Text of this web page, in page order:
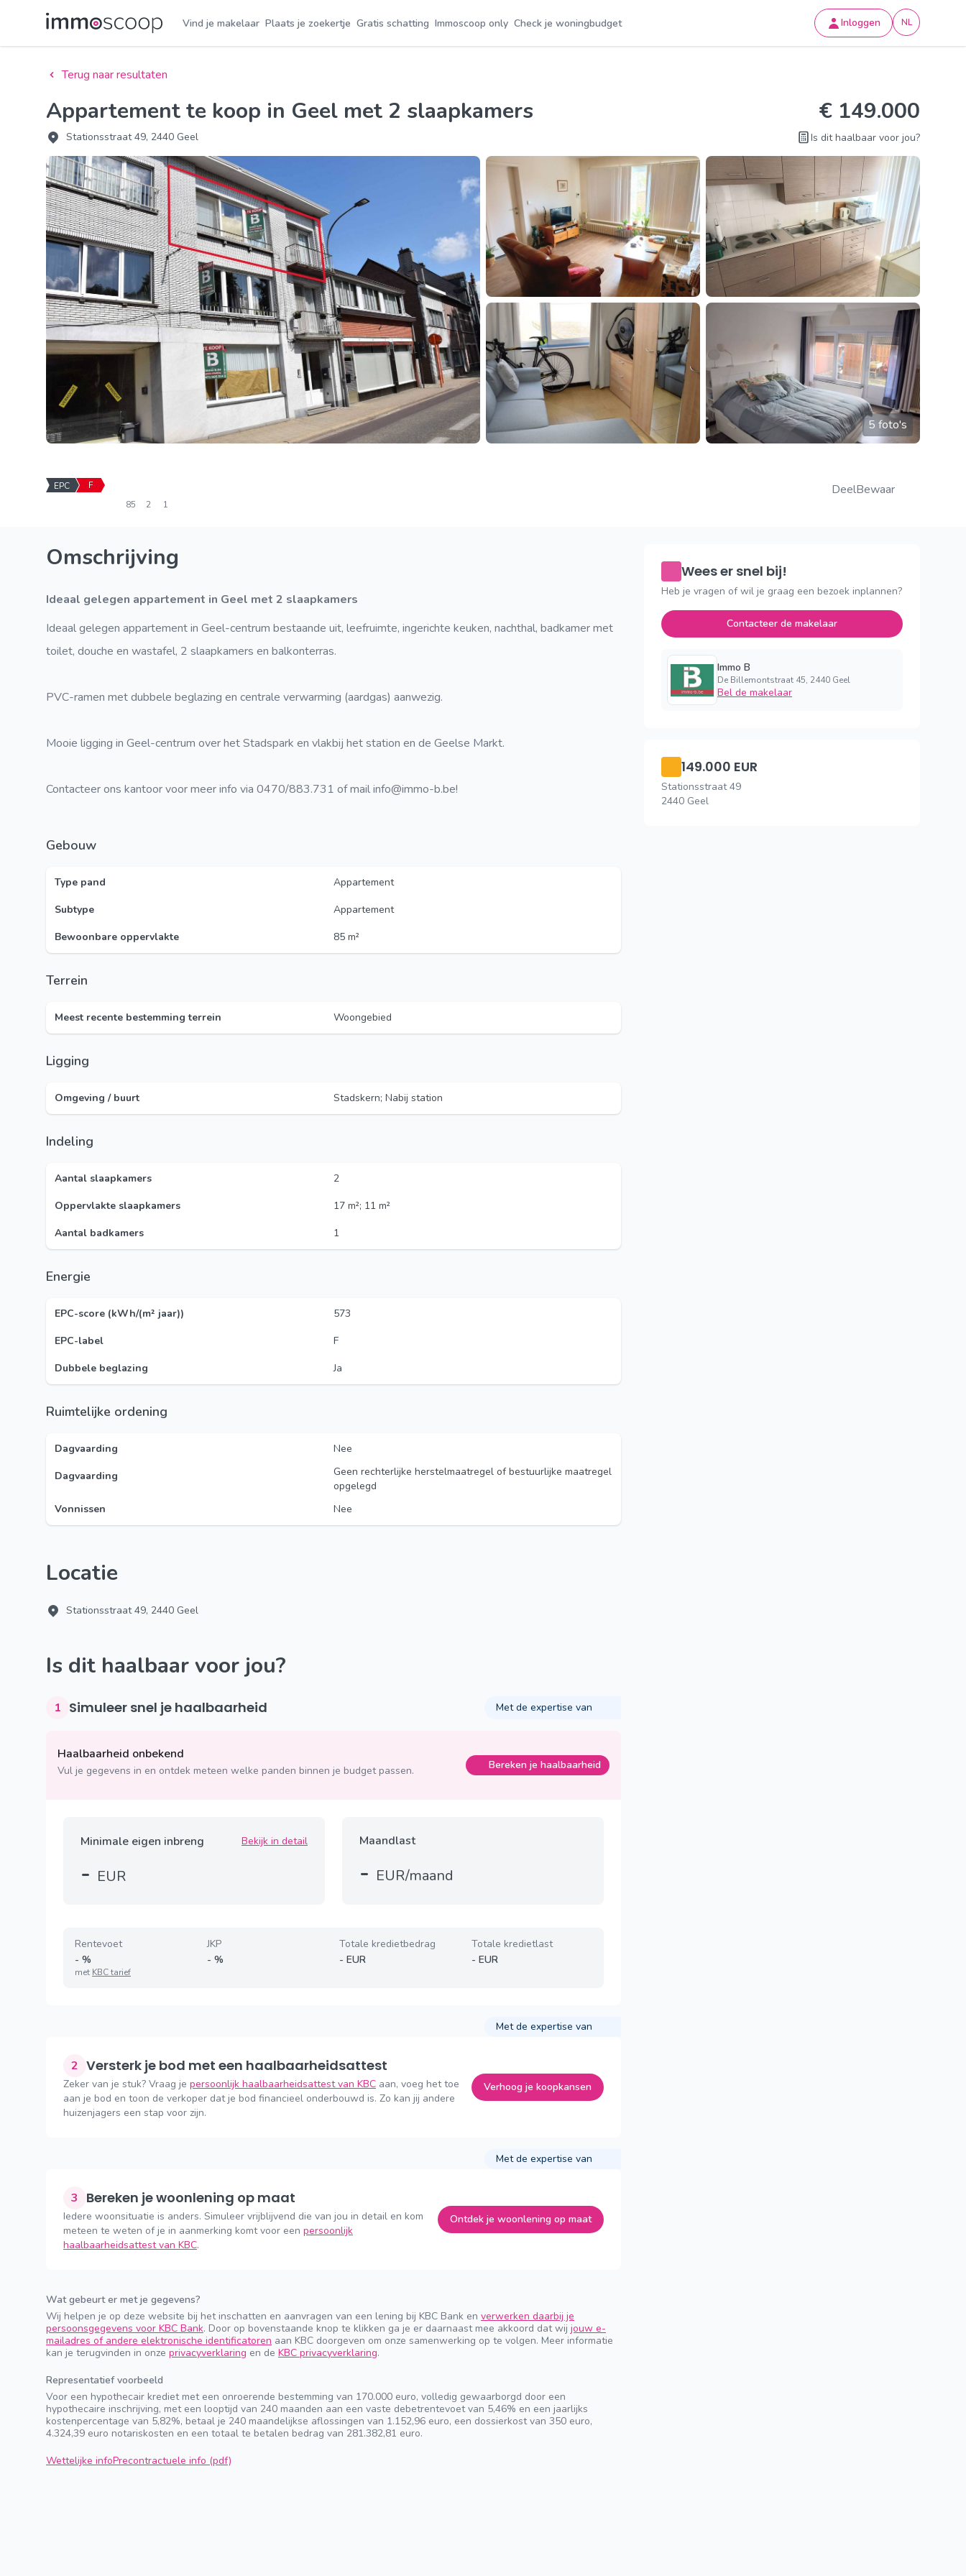
Vind je makelaar Plaats je zoekertje Gratis schatting Immoscoop only Check je woningbudget Inloggen NL
Terug naar resultaten
Appartement te koop in Geel met 2 slaapkamers
Stationsstraat 49, 2440 Geel
€ 149.000
Is dit haalbaar voor jou?
5 foto's
EPC F
85 2 1
DeelBewaar
Omschrijving
Ideaal gelegen appartement in Geel met 2 slaapkamers
Ideaal gelegen appartement in Geel-centrum bestaande uit, leefruimte, ingerichte keuken, nachthal, badkamer met
toilet, douche en wastafel, 2 slaapkamers en balkonterras.
PVC-ramen met dubbele beglazing en centrale verwarming (aardgas) aanwezig.
Mooie ligging in Geel-centrum over het Stadspark en vlakbij het station en de Geelse Markt.
Contacteer ons kantoor voor meer info via 0470/883.731 of mail info@immo-b.be!
Gebouw
Type pand
Appartement
Subtype
Appartement
Bewoonbare oppervlakte
85 m²
Terrein
Meest recente bestemming terrein Woongebied
Ligging
Omgeving / buurt Stadskern; Nabij station
Indeling
Aantal slaapkamers
2
Oppervlakte slaapkamers
17 m²; 11 m²
Aantal badkamers
1
Energie
EPC-score (kWh/(m² jaar))
573
EPC-label
F
Dubbele beglazing
Ja
Ruimtelijke ordening
Dagvaarding
Nee
Dagvaarding
Geen rechterlijke herstelmaatregel of bestuurlijke maatregel
opgelegd
Vonnissen
Nee
Locatie
Stationsstraat 49, 2440 Geel
Is dit haalbaar voor jou?
1 Simuleer snel je haalbaarheid Met de expertise van
Haalbaarheid onbekend
Vul je gegevens in en ontdek meteen welke panden binnen je budget passen. Bereken je haalbaarheid
Minimale eigen inbreng Bekijk in detail
- EUR
Maandlast
- EUR/maand
Rentevoet
- %
met KBC tarief
JKP
- %
Totale kredietbedrag
- EUR
Totale kredietlast
- EUR
Met de expertise van
2 Versterk je bod met een haalbaarheidsattest
Zeker van je stuk? Vraag je persoonlijk haalbaarheidsattest van KBC aan, voeg het toe
aan je bod en toon de verkoper dat je bod financieel onderbouwd is. Zo kan jij andere
huizenjagers een stap voor zijn.
Verhoog je koopkansen
Met de expertise van
3 Bereken je woonlening op maat
Iedere woonsituatie is anders. Simuleer vrijblijvend die van jou in detail en kom
meteen te weten of je in aanmerking komt voor een persoonlijk
haalbaarheidsattest van KBC.
Ontdek je woonlening op maat
Wat gebeurt er met je gegevens?
Wij helpen je op deze website bij het inschatten en aanvragen van een lening bij KBC Bank en verwerken daarbij je
persoonsgegevens voor KBC Bank. Door op bovenstaande knop te klikken ga je er daarnaast mee akkoord dat wij jouw e-
mailadres of andere elektronische identificatoren aan KBC doorgeven om onze samenwerking op te volgen. Meer informatie
kan je terugvinden in onze privacyverklaring en de KBC privacyverklaring.
Representatief voorbeeld
Voor een hypothecair krediet met een onroerende bestemming van 170.000 euro, volledig gewaarborgd door een
hypothecaire inschrijving, met een looptijd van 240 maanden aan een vaste debetrentevoet van 5,46% en een jaarlijks
kostenpercentage van 5,82%, betaal je 240 maandelijkse aflossingen van 1.152,96 euro, een dossierkost van 350 euro,
4.324,39 euro notariskosten en een totaal te betalen bedrag van 281.382,81 euro.
Wettelijke infoPrecontractuele info (pdf)
Wees er snel bij!
Heb je vragen of wil je graag een bezoek inplannen?
Contacteer de makelaar
Immo B
De Billemontstraat 45, 2440 Geel
Bel de makelaar
149.000 EUR
Stationsstraat 49
2440 Geel